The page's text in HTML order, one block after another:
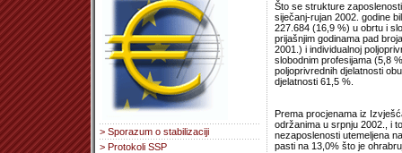
> Sporazum o stabilizaciji
> Protokoli SSP
Što se strukture
siječanj-rujan 2002. godine
227.684 (16,9 %) u obrtu i
prijašnjim godinama pad
2001.) i individualnoj
slobodnim profesijama (5,8
poljoprivrednih djelatnosti
djelatnosti 61,5 %.
Prema procjenama iz
održanima u srpnju 2002., i
nezaposlenosti utemeljena
pasti na 13,0% što je